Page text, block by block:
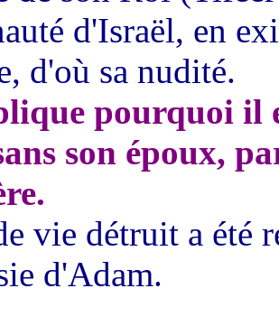
d'Israël, en
d'où sa nudité.
pourquoi il
son époux,
vie détruit a été
d'Adam.